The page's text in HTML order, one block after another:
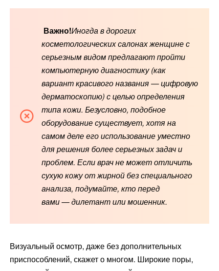
Важно!Иногда в дорогих
косметологических салонах женщине с
серьезным видом предлагают пройти
компьютерную диагностику (как
вариант красивого названия — цифровую
дерматоскопию) с целью определения
типа кожи. Безусловно, подобное
оборудование существует, хотя на
самом деле его использование уместно
для решения более серьезных задач и
проблем. Если врач не может отличить
сухую кожу от жирной без специального
анализа, подумайте, кто перед
вами — дилетант или мошенник.
Визуальный осмотр, даже без дополнительных
приспособлений, скажет о многом. Широкие поры,